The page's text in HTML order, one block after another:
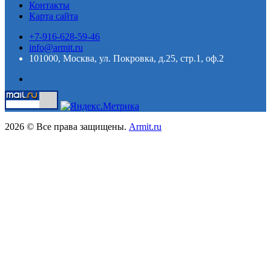
Контакты
Карта сайта
+7-916-628-59-46
info@armit.ru
101000, Москва, ул. Покровка, д.25, стр.1, оф.2
2026 © Все права защищены. Armit.ru